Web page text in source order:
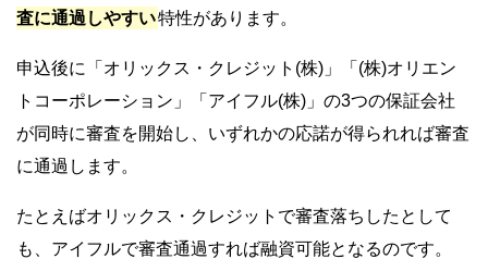
査に通過しやすい特性があります。
申込後に「オリックス・クレジット(株)」「(株)オリエン
トコーポレーション」「アイフル(株)」の3つの保証会社
が同時に審査を開始し、いずれかの応諾が得られれば審査
に通過します。
たとえばオリックス・クレジットで審査落ちしたとして
も、アイフルで審査通過すれば融資可能となるのです。